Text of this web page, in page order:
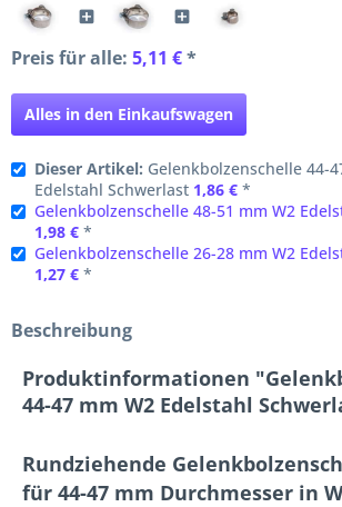
Preis für alle: 5,11 €*
Alles in den Einkaufswagen
Dieser Artikel: Gelenkbolzenschelle 44-
Edelstahl Schwerlast 1,86 € *
Gelenkbolzenschelle 48-51 mm W2
1,98 € *
Gelenkbolzenschelle 26-28 mm W2
1,27 € *
Beschreibung
Produktinformationen
44-47 mm W2 Edelstahl
Rundziehende
für 44-47 mm Durchmesser in